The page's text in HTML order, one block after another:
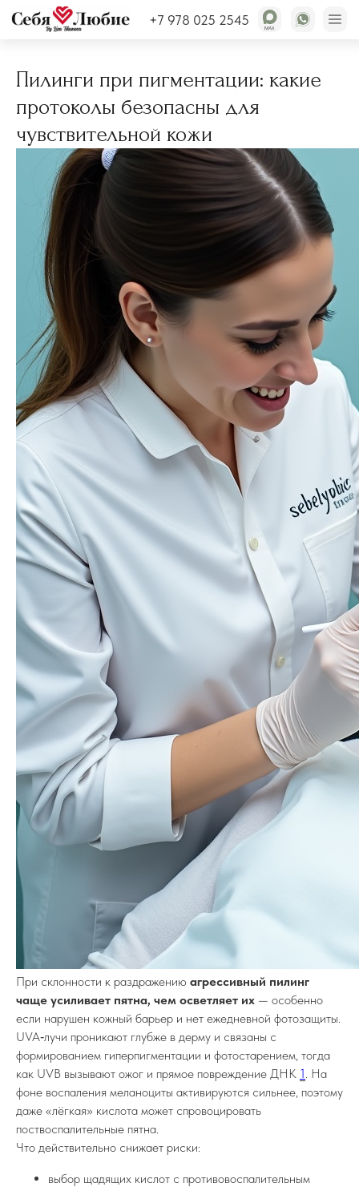
+7 978 025 2545
Пилинги при пигментации: какие
протоколы безопасны для
чувствительной кожи
При склонности к раздражению агрессивный пилинг
чаще усиливает пятна, чем осветляет их — особенно
если нарушен кожный барьер и нет ежедневной фотозащиты.
UVA‑лучи проникают глубже в дерму и связаны с
формированием гиперпигментации и фотостарением, тогда
как UVB вызывают ожог и прямое повреждение ДНК 1. На
фоне воспаления меланоциты активируются сильнее, поэтому
даже «лёгкая» кислота может спровоцировать
поствоспалительные пятна.
Что действительно снижает риски:
выбор щадящих кислот с противовоспалительным